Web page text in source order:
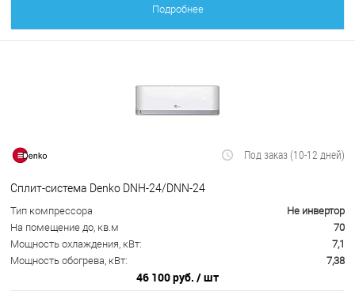
Подробнее
Под заказ (10-12 дней)
Сплит-система Denko DNH-24/DNN-24
Тип компрессора
Не инвертор
На помещение до, кв.м
70
Мощность охлаждения, кВт:
7,1
Мощность обогрева, кВт:
7,38
46 100 руб. / шт